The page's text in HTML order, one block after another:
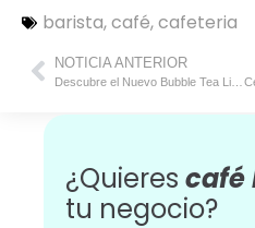
barista,café,cafeteria
NOTICIA ANTERIOR
¿Quieres café
tu negocio?